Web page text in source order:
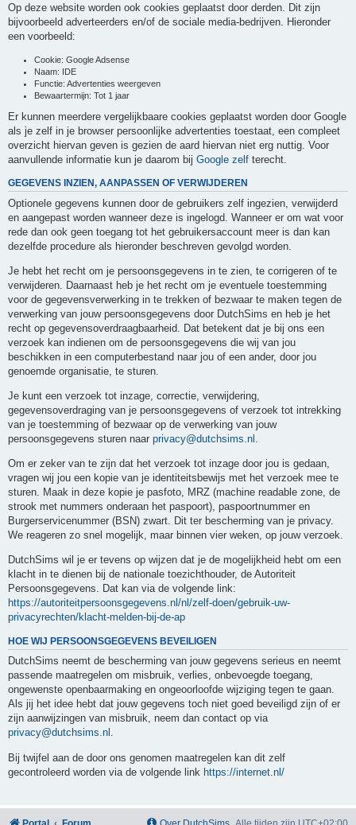
Op deze website worden ook cookies geplaatst door derden. Dit zijn
bijvoorbeeld adverteerders en/of de sociale media-bedrijven. Hieronder
een voorbeeld:
Cookie: Google Adsense
Naam: IDE
Functie: Advertenties weergeven
Bewaartermijn: Tot 1 jaar
Er kunnen meerdere vergelijkbaare cookies geplaatst worden door Google
als je zelf in je browser persoonlijke advertenties toestaat, een compleet
overzicht hiervan geven is gezien de aard hiervan niet erg nuttig. Voor
aanvullende informatie kun je daarom bij Google zelf terecht.
GEGEVENS INZIEN, AANPASSEN OF VERWIJDEREN
Optionele gegevens kunnen door de gebruikers zelf ingezien, verwijderd
en aangepast worden wanneer deze is ingelogd. Wanneer er om wat voor
rede dan ook geen toegang tot het gebruikersaccount meer is dan kan
dezelfde procedure als hieronder beschreven gevolgd worden.
Je hebt het recht om je persoonsgegevens in te zien, te corrigeren of te
verwijderen. Daarnaast heb je het recht om je eventuele toestemming
voor de gegevensverwerking in te trekken of bezwaar te maken tegen de
verwerking van jouw persoonsgegevens door DutchSims en heb je het
recht op gegevensoverdraagbaarheid. Dat betekent dat je bij ons een
verzoek kan indienen om de persoonsgegevens die wij van jou
beschikken in een computerbestand naar jou of een ander, door jou
genoemde organisatie, te sturen.
Je kunt een verzoek tot inzage, correctie, verwijdering,
gegevensoverdraging van je persoonsgegevens of verzoek tot intrekking
van je toestemming of bezwaar op de verwerking van jouw
persoonsgegevens sturen naar privacy@dutchsims.nl .
Om er zeker van te zijn dat het verzoek tot inzage door jou is gedaan,
vragen wij jou een kopie van je identiteitsbewijs met het verzoek mee te
sturen. Maak in deze kopie je pasfoto, MRZ (machine readable zone, de
strook met nummers onderaan het paspoort), paspoortnummer en
Burgerservicenummer (BSN) zwart. Dit ter bescherming van je privacy.
We reageren zo snel mogelijk, maar binnen vier weken, op jouw verzoek.
DutchSims wil je er tevens op wijzen dat je de mogelijkheid hebt om een
klacht in te dienen bij de nationale toezichthouder, de Autoriteit
Persoonsgegevens. Dat kan via de volgende link:
https://autoriteitpersoonsgegevens.nl/nl/zelf-doen/gebruik-uw-
privacyrechten/klacht-melden-bij-de-ap
HOE WIJ PERSOONSGEGEVENS BEVEILIGEN
DutchSims neemt de bescherming van jouw gegevens serieus en neemt
passende maatregelen om misbruik, verlies, onbevoegde toegang,
ongewenste openbaarmaking en ongeoorloofde wijziging tegen te gaan.
Als jij het idee hebt dat jouw gegevens toch niet goed beveiligd zijn of er
zijn aanwijzingen van misbruik, neem dan contact op via
privacy@dutchsims.nl .
Bij twijfel aan de door ons genomen maatregelen kan dit zelf
gecontroleerd worden via de volgende link https://internet.nl/